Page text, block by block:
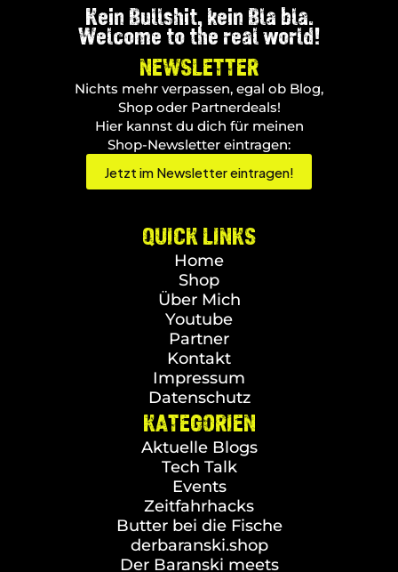
Kein Bullshit, kein Bla bla.
Welcome to the real world!
NEWSLETTER
Nichts mehr verpassen, egal ob Blog,
Shop oder Partnerdeals!
Hier kannst du dich für meinen
Shop-Newsletter eintragen:
Jetzt im Newsletter eintragen!
QUICK LINKS
Home
Shop
Über Mich
Youtube
Partner
Kontakt
Impressum
Datenschutz
KATEGORIEN
Aktuelle Blogs
Tech Talk
Events
Zeitfahrhacks
Butter bei die Fische
derbaranski.shop
Der Baranski meets